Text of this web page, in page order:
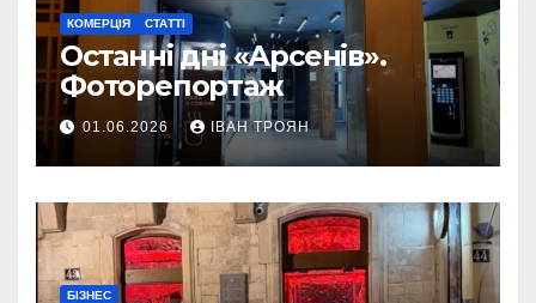
КОМЕРЦІЯ СТАТТІ
Останні дні «Арсенів».
Фоторепортаж
01.06.2026 ІВАН ТРОЯН
БІЗНЕС